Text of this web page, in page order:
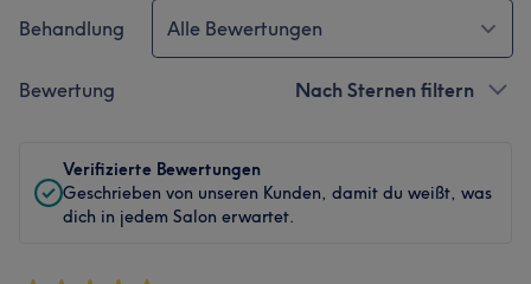
Behandlung Alle Bewertungen
Bewertung Nach Sternen filtern
Verifizierte Bewertungen
Geschrieben von unseren Kunden, damit du weißt, was
dich in jedem Salon erwartet.